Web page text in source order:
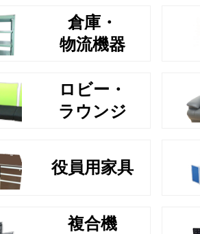
倉庫・
物流機器
ロビー・
ラウンジ
役員用家具
複合機